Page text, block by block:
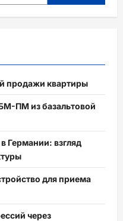
продажи квартиры
ПМ из базальтовой
Германии: взгляд
для приема
через